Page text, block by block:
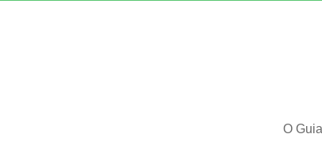
O